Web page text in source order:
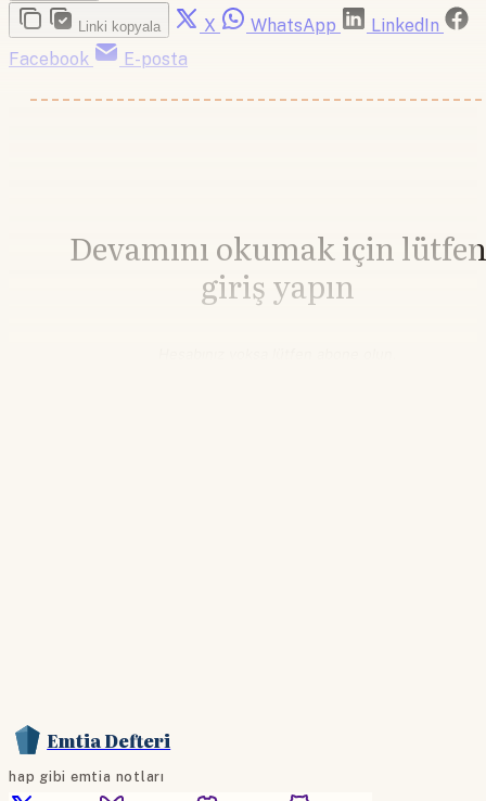
Linki kopyala X WhatsApp
LinkedIn
Facebook
E-posta
Devamını okumak için lütfen
giriş yapın
Emtia Defteri
hap gibi emtia notları